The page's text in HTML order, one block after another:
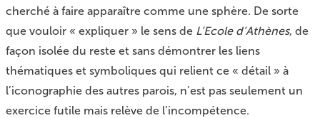
cherché à faire apparaître comme une sphère. De sorte
que vouloir « expliquer » le sens de L’Ecole d’Athènes, de
façon isolée du reste et sans démontrer les liens
thématiques et symboliques qui relient ce « détail » à
l’iconographie des autres parois, n’est pas seulement un
exercice futile mais relève de l’incompétence.